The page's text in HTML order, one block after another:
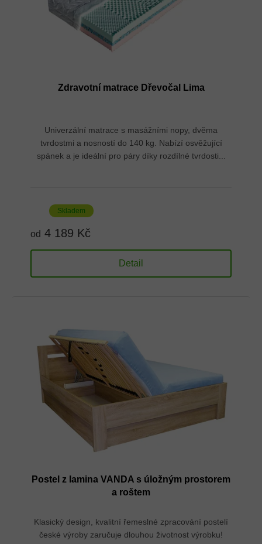
Zdravotní matrace Dřevočal Lima
Univerzální matrace s masážními nopy, dvěma
tvrdostmi a nosností do 140 kg. Nabízí osvěžující
spánek a je ideální pro páry díky rozdílné tvrdosti...
Skladem
od 4 189 Kč
Detail
Postel z lamina VANDA s úložným prostorem
a roštem
Klasický design, kvalitní řemeslné zpracování postelí
české výroby zaručuje dlouhou životnost výrobku!